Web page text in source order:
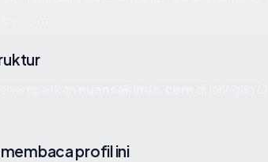
profil ini